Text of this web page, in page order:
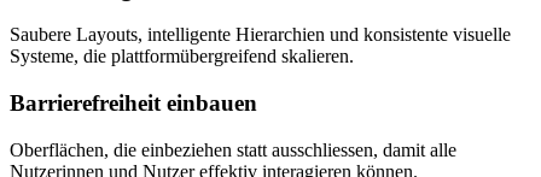
Saubere Layouts, intelligente Hierarchien und konsistente visuelle
Systeme, die plattformübergreifend skalieren.
Barrierefreiheit einbauen
Oberflächen, die einbeziehen statt ausschliessen, damit alle
Nutzerinnen und Nutzer effektiv interagieren können.